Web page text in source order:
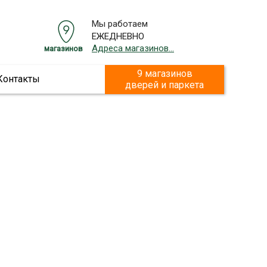
Мы работаем
ЕЖЕДНЕВНО
Адреса магазинов...
магазинов
9 магазинов
дверей и паркета